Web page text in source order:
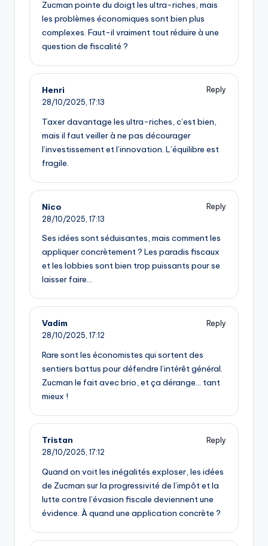
Zucman pointe du doigt les ultra-riches, mais
les problèmes économiques sont bien plus
complexes. Faut-il vraiment tout réduire à une
question de fiscalité ?
Henri
Reply
28/10/2025, 17:13
Taxer davantage les ultra-riches, c’est bien,
mais il faut veiller à ne pas décourager
l’investissement et l’innovation. L’équilibre est
fragile.
Nico
Reply
28/10/2025, 17:13
Ses idées sont séduisantes, mais comment les
appliquer concrètement ? Les paradis fiscaux
et les lobbies sont bien trop puissants pour se
laisser faire…
Vadim
Reply
28/10/2025, 17:12
Rare sont les économistes qui sortent des
sentiers battus pour défendre l’intérêt général.
Zucman le fait avec brio, et ça dérange… tant
mieux !
Tristan
Reply
28/10/2025, 17:12
Quand on voit les inégalités exploser, les idées
de Zucman sur la progressivité de l’impôt et la
lutte contre l’évasion fiscale deviennent une
évidence. À quand une application concrète ?